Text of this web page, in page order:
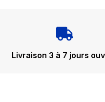
Livraison 3 à 7 jours